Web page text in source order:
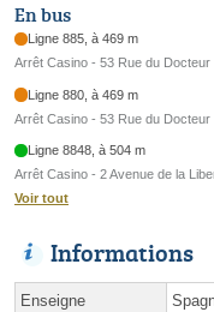
En bus
Ligne 885, à 469 m
Arrêt Casino - 53 Rue du
Ligne 880, à 469 m
Arrêt Casino - 53 Rue du
Ligne 8848, à 504 m
Arrêt Casino - 2 Avenue de la
Voir tout
Informations
Enseigne